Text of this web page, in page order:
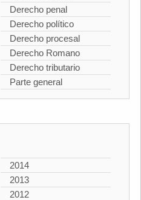
Derecho penal
Derecho político
Derecho procesal
Derecho Romano
Derecho tributario
Parte general
2014
2013
2012